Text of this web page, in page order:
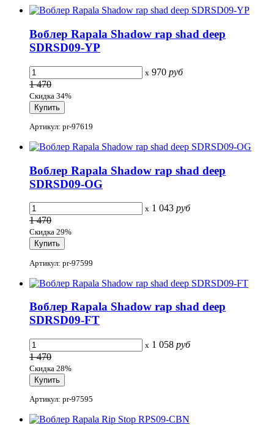
Воблер Rapala Shadow rap shad deep
SDRSD09-YP
x 970 руб
1 470
Скидка 34%
Артикул: pr-97619
Воблер Rapala Shadow rap shad deep
SDRSD09-OG
x 1 043 руб
1 470
Скидка 29%
Артикул: pr-97599
Воблер Rapala Shadow rap shad deep
SDRSD09-FT
x 1 058 руб
1 470
Скидка 28%
Артикул: pr-97595